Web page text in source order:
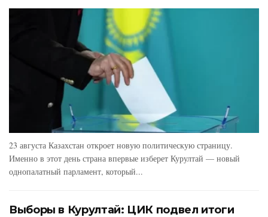
23 августа Казахстан откроет новую политическую страницу.
Именно в этот день страна впервые изберет Курултай — новый
однопалатный парламент, который...
Выборы в Курултай: ЦИК подвел итоги